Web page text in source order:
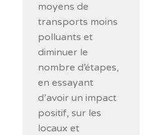
moyens de
transports moins
polluants et
diminuer le
nombre d’étapes,
en essayant
d’avoir un impact
positif, sur les
locaux et